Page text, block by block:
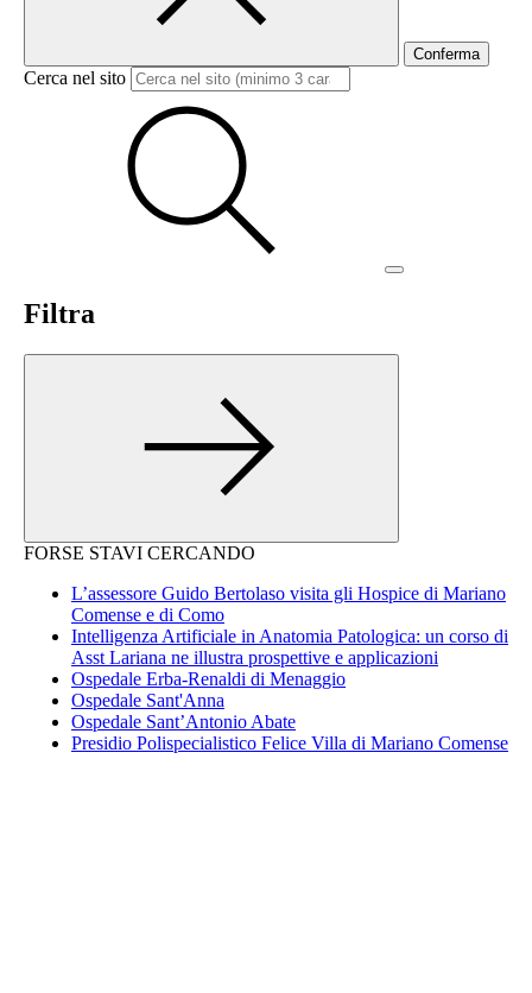
Conferma
Cerca nel sito
Filtra
FORSE STAVI CERCANDO
L’assessore Guido Bertolaso visita gli Hospice di Mariano
Comense e di Como
Intelligenza Artificiale in Anatomia Patologica: un corso di
Asst Lariana ne illustra prospettive e applicazioni
Ospedale Erba-Renaldi di Menaggio
Ospedale Sant'Anna
Ospedale Sant’Antonio Abate
Presidio Polispecialistico Felice Villa di Mariano Comense